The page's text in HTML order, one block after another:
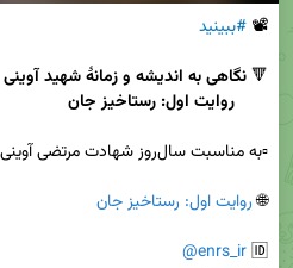
📽 #ببینید
🔻
🌐 روایت اول: رستاخیز جان
🆔
@enrs_ir